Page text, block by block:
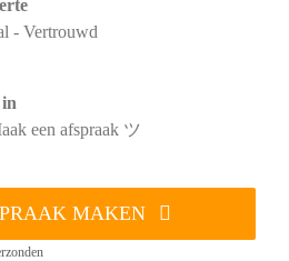
- Vertrouwd
een afspraak ツ
MAKEN